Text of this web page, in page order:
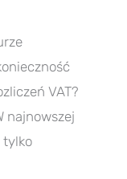
VAT?
najnowszej
tylko